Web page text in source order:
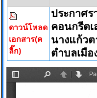
ดาวน์โหลด
เอกสาร(ค
ลิ๊ก)
ประกาศร
คอนกรีต
นางแก้ว
ตำบลเมือ